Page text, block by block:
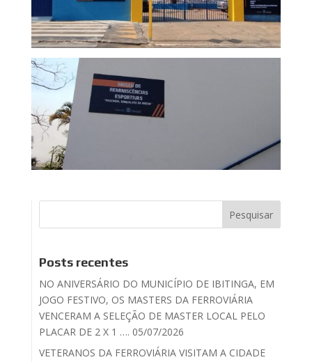
Posts recentes
NO ANIVERSÁRIO DO MUNICÍPIO DE IBITINGA, EM
JOGO FESTIVO, OS MASTERS DA FERROVIÁRIA
VENCERAM A SELEÇÃO DE MASTER LOCAL PELO
PLACAR DE 2 X 1 …. 05/07/2026
VETERANOS DA FERROVIÁRIA VISITAM A CIDADE